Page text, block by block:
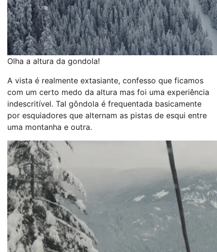
Olha a altura da gondola!
A vista é realmente extasiante, confesso que ficamos
com um certo medo da altura mas foi uma experiência
indescritível. Tal gôndola é frequentada basicamente
por esquiadores que alternam as pistas de esqui entre
uma montanha e outra.